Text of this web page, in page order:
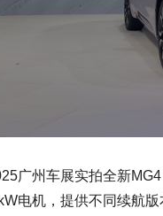
广州车展实拍全新
电机，提供不同续航